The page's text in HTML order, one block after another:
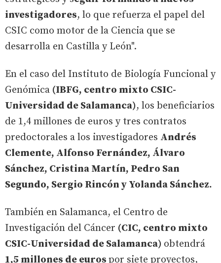
investigadores, lo que refuerza el papel del
CSIC como motor de la Ciencia que se
desarrolla en Castilla y León".
En el caso del Instituto de Biología Funcional y
Genómica (IBFG, centro mixto CSIC-
Universidad de Salamanca), los beneficiarios
de 1,4 millones de euros y tres contratos
predoctorales a los investigadores Andrés
Clemente, Alfonso Fernández, Álvaro
Sánchez, Cristina Martín, Pedro San
Segundo, Sergio Rincón y Yolanda Sánchez.
También en Salamanca, el Centro de
Investigación del Cáncer (CIC, centro mixto
CSIC-Universidad de Salamanca) obtendrá
1,5 millones de euros por siete proyectos,